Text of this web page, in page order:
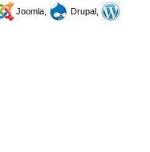
Joomla,
Drupal,